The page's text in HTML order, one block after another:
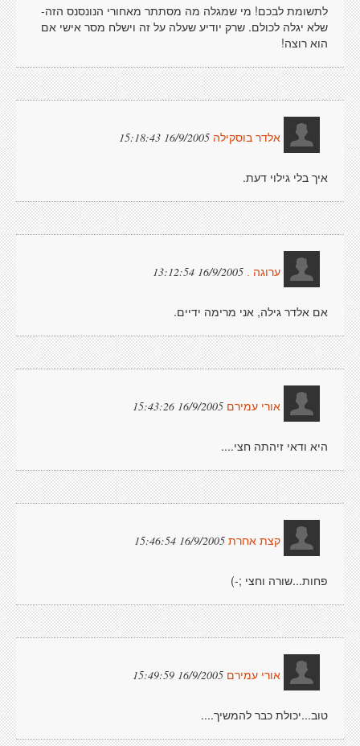
לתשומת לבכם! מי שמגלה מה מסתתר מאחורי הנונסנס הזה-
שלא יגלה לכולם. שרק יודיע שעלה על זה וישלח מסר אישי אם
הוא רוצה!
אלדר בוסקילה 16/9/2005 15:18:43
איך בלי גילוי דעת.
ערוגה . 16/9/2005 13:12:54
אם אלדר גילה, אני מרימה ידיים.
אורי עמירם 16/9/2005 15:43:26
היא ודאי זיהתה חצי....
קצת אחרת 16/9/2005 15:46:54
פחות...שורה וחצי ;-)
אורי עמירם 16/9/2005 15:49:59
טוב...יכולת כבר להמשיך....